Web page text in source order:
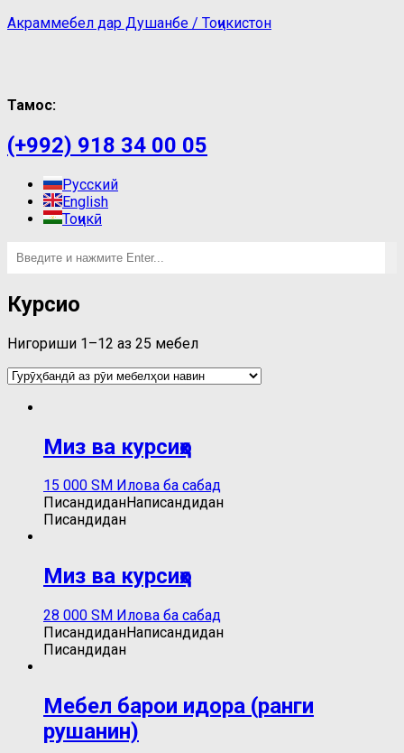
Акраммебел дар Душанбе / Тоҷикистон
Тамос:
(+992) 918 34 00 05
Русский
English
Тоҷикӣ
Курсиҳо
Нигориши 1–12 аз 25 мебел
Миз ва курсиҳо
15 000 ЅМ Илова ба сабад
ПисандиданНаписандидан
Писандидан
Миз ва курсиҳо
28 000 ЅМ Илова ба сабад
ПисандиданНаписандидан
Писандидан
Мебел барои идора (ранги
рушанин)